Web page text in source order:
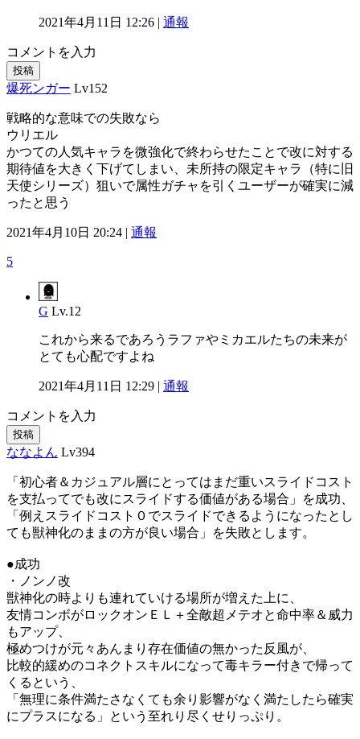
2021年4月11日 12:26 | 通報
コメントを入力
投稿
爆死ンガー Lv152
戦略的な意味での失敗なら
ウリエル
かつての人気キャラを微強化で終わらせたことで改に対する
期待値を大きく下げてしまい、未所持の限定キャラ（特に旧
天使シリーズ）狙いで属性ガチャを引くユーザーが確実に減
ったと思う
2021年4月10日 20:24 | 通報
5
G Lv.12
これから来るであろうラファやミカエルたちの未来が
とても心配ですよね
2021年4月11日 12:29 | 通報
コメントを入力
投稿
ななよん Lv394
「初心者＆カジュアル層にとってはまだ重いスライドコスト
を支払ってでも改にスライドする価値がある場合」を成功、
「例えスライドコスト０でスライドできるようになったとし
ても獣神化のままの方が良い場合」を失敗とします。
●成功
・ノンノ改
獣神化の時よりも連れていける場所が増えた上に、
友情コンボがロックオンＥＬ＋全敵超メテオと命中率＆威力
もアップ、
極めつけが元々あんまり存在価値の無かった反風が、
比較的緩めのコネクトスキルになって毒キラー付きで帰って
くるという、
「無理に条件満たさなくても余り影響がなく満たしたら確実
にプラスになる」という至れり尽くせりっぷり。